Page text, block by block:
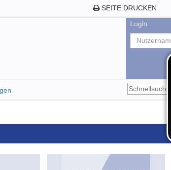
SEITE DRUCKEN
Login